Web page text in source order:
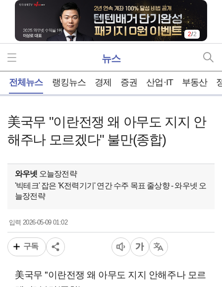
2/2
뉴스
전체뉴스 랭킹뉴스 경제 증권 산업·IT 부동산
美국무 "이란전쟁 왜 아무도 지지 안
해주나 모르겠다" 불만(종합)
와우넷 오늘장전략
'빅테크' 잡은 'K전력기기' 연간 수주 목표 줄상향 - 와우넷 오
늘장전략
입력 2026-05-09 01:02
구독
美국무 "이란전쟁 왜 아무도 지지 안해주나 모르